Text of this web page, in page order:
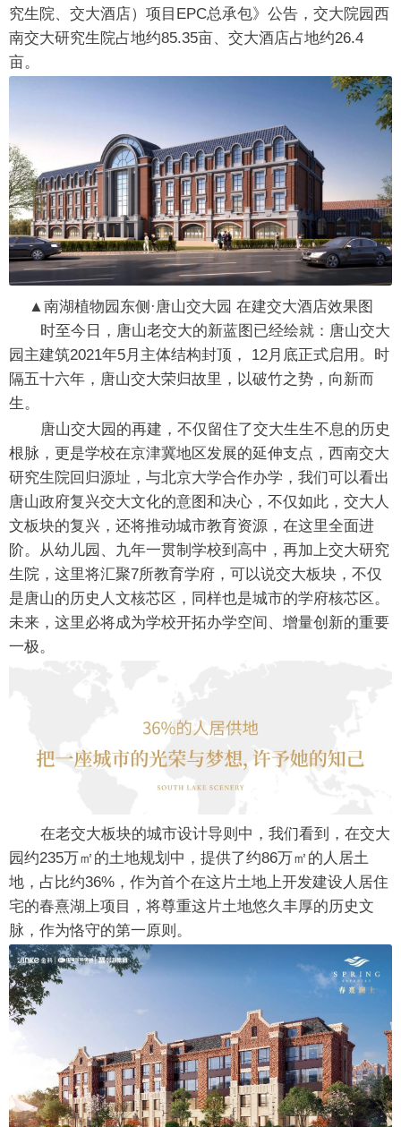
究生院、交大酒店）项目EPC总承包》公告，交大院园西
南交大研究生院占地约85.35亩、交大酒店占地约26.4
亩。
▲南湖植物园东侧·唐山交大园 在建交大酒店效果图
时至今日，唐山老交大的新蓝图已经绘就：唐山交大
园主建筑2021年5月主体结构封顶， 12月底正式启用。时
隔五十六年，唐山交大荣归故里，以破竹之势，向新而
生。
唐山交大园的再建，不仅留住了交大生生不息的历史
根脉，更是学校在京津冀地区发展的延伸支点，西南交大
研究生院回归源址，与北京大学合作办学，我们可以看出
唐山政府复兴交大文化的意图和决心，不仅如此，交大人
文板块的复兴，还将推动城市教育资源，在这里全面进
阶。从幼儿园、九年一贯制学校到高中，再加上交大研究
生院，这里将汇聚7所教育学府，可以说交大板块，不仅
是唐山的历史人文核芯区，同样也是城市的学府核芯区。
未来，这里必将成为学校开拓办学空间、增量创新的重要
一极。
在老交大板块的城市设计导则中，我们看到，在交大
园约235万㎡的土地规划中，提供了约86万㎡的人居土
地，占比约36%，作为首个在这片土地上开发建设人居住
宅的春熹湖上项目，将尊重这片土地悠久丰厚的历史文
脉，作为恪守的第一原则。